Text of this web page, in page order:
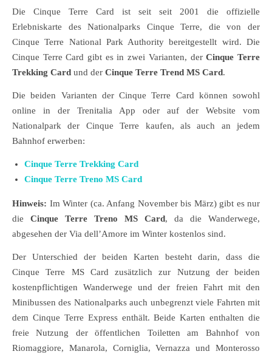
Die Cinque Terre Card ist seit seit 2001 die offizielle
Erlebniskarte des Nationalparks Cinque Terre, die von der
Cinque Terre National Park Authority bereitgestellt wird. Die
Cinque Terre Card gibt es in zwei Varianten, derCinque Terre
Trekking Card und der Cinque Terre Trend MS Card.
Die beiden Varianten der Cinque Terre Card können sowohl
online in der Trenitalia App oder auf der Website vom
Nationalpark der Cinque Terre kaufen, als auch an jedem
Bahnhof erwerben:
Cinque Terre Trekking Card
Cinque Terre Treno MS Card
Hinweis: Im Winter (ca. Anfang November bis März) gibt es nur
die Cinque Terre Treno MS Card, da die Wanderwege,
abgesehen der Via dell’Amore im Winter kostenlos sind.
Der Unterschied der beiden Karten besteht darin, dass die
Cinque Terre MS Card zusätzlich zur Nutzung der beiden
kostenpflichtigen Wanderwege und der freien Fahrt mit den
Minibussen des Nationalparks auch unbegrenzt viele Fahrten mit
dem Cinque Terre Express enthält. Beide Karten enthalten die
freie Nutzung der öffentlichen Toiletten am Bahnhof von
Riomaggiore, Manarola, Corniglia, Vernazza und Monterosso